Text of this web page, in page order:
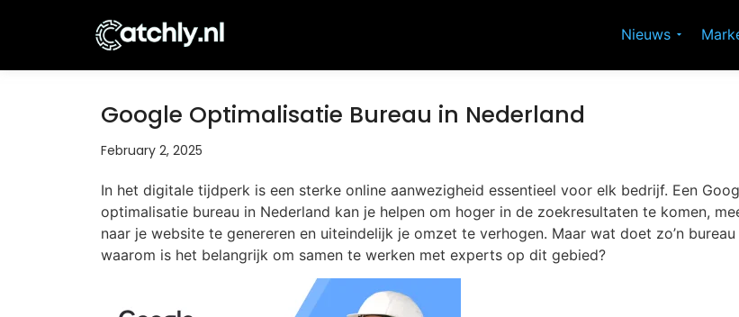
Nieuws
Google Optimalisatie Bureau in Nederland
February 2, 2025
In het digitale tijdperk is een sterke online aanwezigheid essentieel voor elk bedrijf. Een
optimalisatie bureau in Nederland kan je helpen om hoger in de zoekresultaten te komen,
naar je website te genereren en uiteindelijk je omzet te verhogen. Maar wat doet zo’n
waarom is het belangrijk om samen te werken met experts op dit gebied?